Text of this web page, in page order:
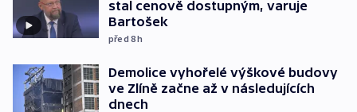
stal cenově dostupným, varuje
Bartošek
před 8h
Demolice vyhořelé výškové budovy
ve Zlíně začne až v následujících
dnech